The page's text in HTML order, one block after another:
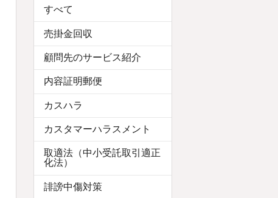
すべて
売掛金回収
顧問先のサービス紹介
内容証明郵便
カスハラ
カスタマーハラスメント
取適法（中小受託取引適正
化法）
誹謗中傷対策